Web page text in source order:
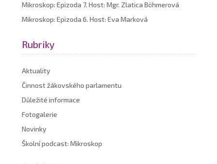
Mikroskop: Epizoda 7. Host: Mgr. Zlatica Böhmerová
Mikroskop: Epizoda 6. Host: Eva Marková
Rubriky
Aktuality
Činnost žákovského parlamentu
Důležité informace
Fotogalerie
Novinky
Školní podcast: Mikroskop